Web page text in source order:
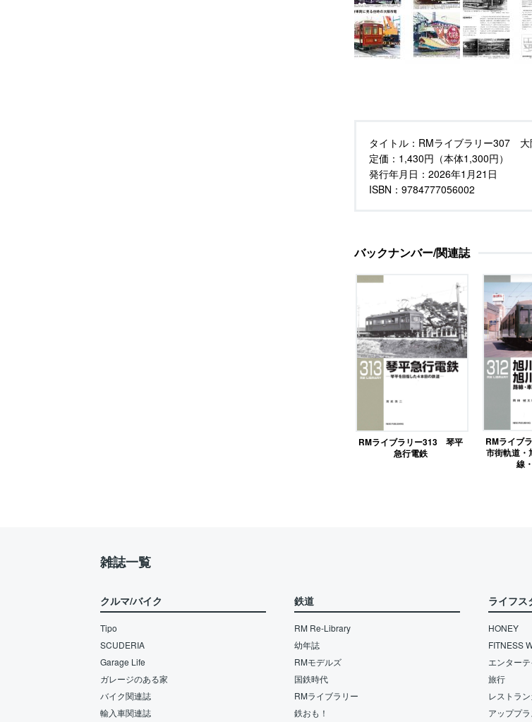
タイトル： RMライブラリー307 大
定価： 1,430円（本体1,300円）
発行年月日： 2026年1月21日
ISBN：9784777056002
バックナンバー/関連誌
RMライブラリー313 琴平
急行電鉄
RMライブ
市街軌道・
線
雑誌一覧
クルマ/バイク
Tipo
SCUDERIA
Garage Life
ガレージのある家
バイク関連誌
輸入車関連誌
鉄道
RM Re-Library
幼年誌
RMモデルズ
国鉄時代
RMライブラリー
鉄おも！
ライフス
HONEY
FITNESS
エンター
旅行
レストラ
アッププラ